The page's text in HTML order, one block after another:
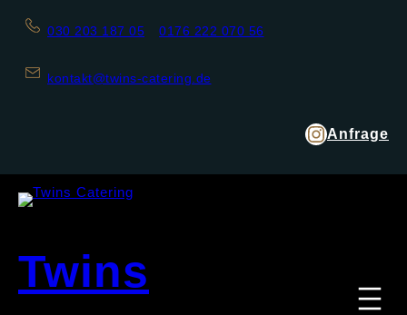
030 203 187 05 0176 222 070 56
kontakt@twins-catering.de
Anfrage
Twins